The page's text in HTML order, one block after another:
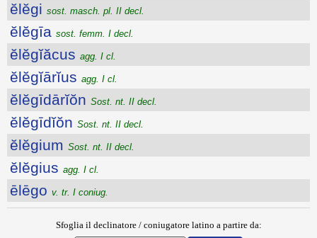
ĕlĕgi sost. masch. pl. II decl.
ĕlĕgīa sost. femm. I decl.
ĕlĕgĭăcus agg. I cl.
ĕlĕgĭārĭus agg. I cl.
ĕlĕgīdārĭŏn Sost. nt. II decl.
ĕlĕgīdĭŏn Sost. nt. II decl.
ĕlĕgium Sost. nt. II decl.
ĕlĕgius agg. I cl.
ēlēgo v. tr. I coniug.
Sfoglia il declinatore / coniugatore latino a partire da: